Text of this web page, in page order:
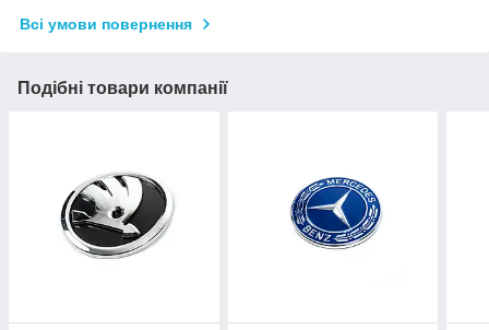
Всі умови повернення
Подібні товари компанії